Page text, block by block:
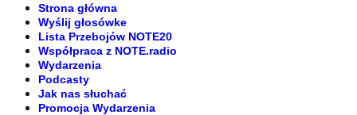
Strona główna
Wyślij głosówke
Lista Przebojów NOTE20
Współpraca z NOTE.radio
Wydarzenia
Podcasty
Jak nas słuchać
Promocja Wydarzenia